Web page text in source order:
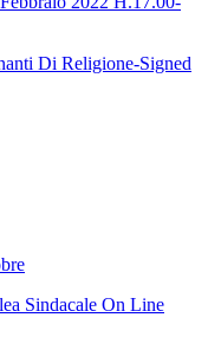
Di Religione-Signed
Sindacale On Line